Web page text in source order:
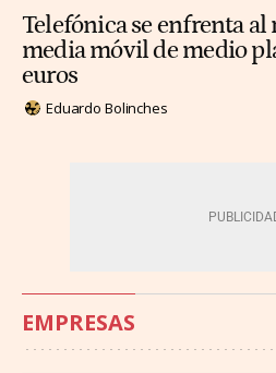
Telefónica se enfrenta al
media móvil de medio
euros
Eduardo Bolinches
EMPRESAS